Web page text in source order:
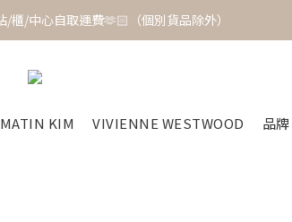
櫃/中心自取運費🫶🏻（個別貨品除外）
MATIN KIM VIVIENNE WESTWOOD 品牌